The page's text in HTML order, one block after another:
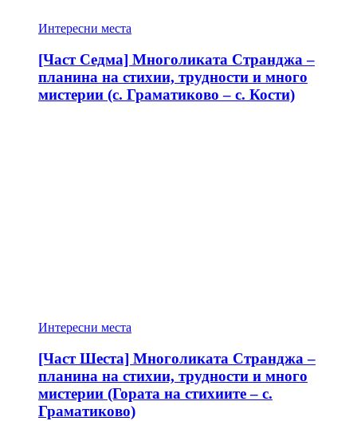
Интересни места
[Част Седма] Многоликата Странджа –
планина на стихии, трудности и много
мистерии (с. Граматиково – с. Кости)
Интересни места
[Част Шеста] Многоликата Странджа –
планина на стихии, трудности и много
мистерии (Гората на стихиите – с.
Граматиково)